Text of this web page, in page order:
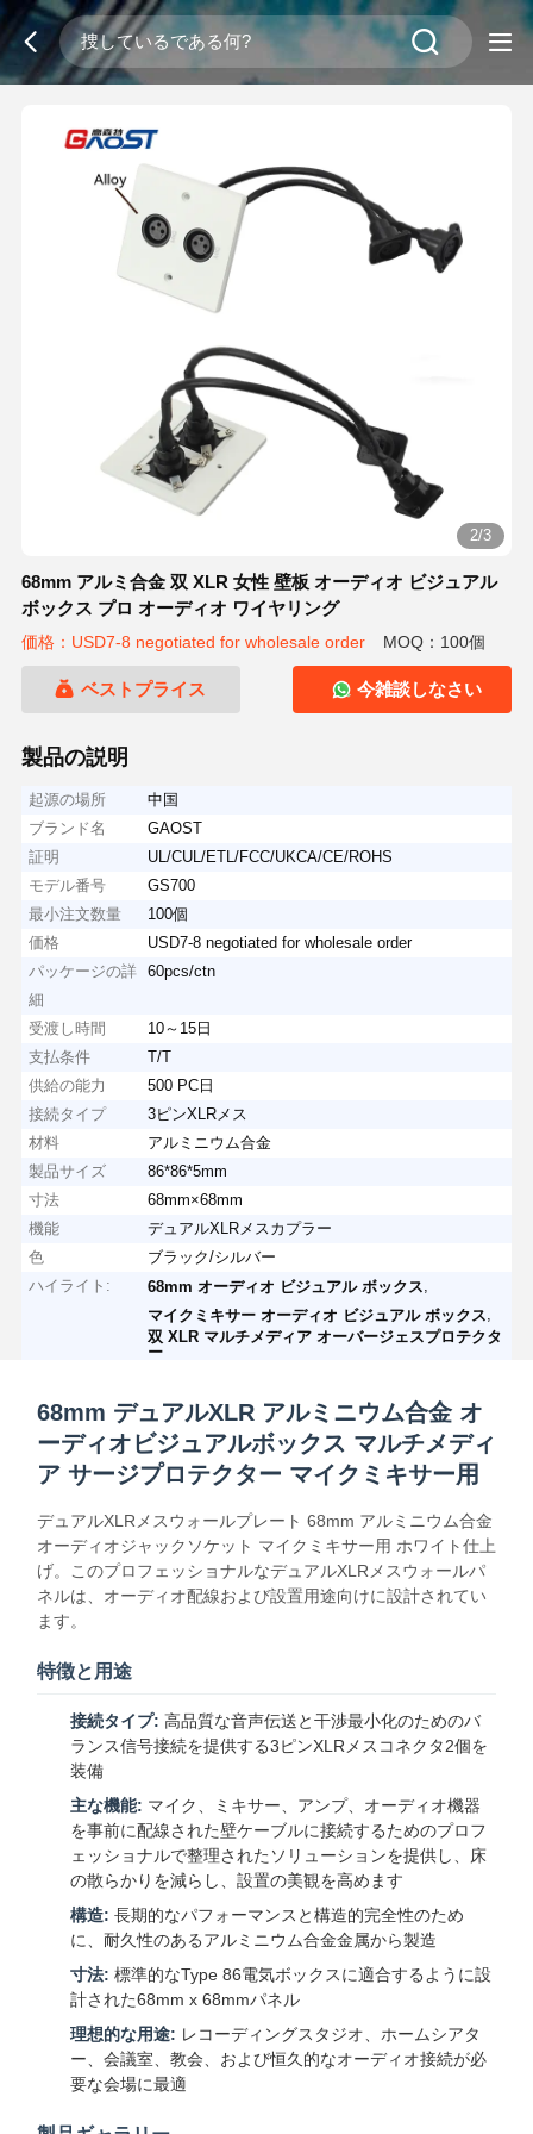
2/3
68mm アルミ合金 双 XLR 女性 壁板 オーディオ ビジュアル
ボックス プロ オーディオ ワイヤリング
価格：USD7-8 negotiated for wholesale order MOQ：100個
ベストプライス 今雑談しなさい
製品の説明
起源の場所
中国
ブランド名
GAOST
証明
UL/CUL/ETL/FCC/UKCA/CE/ROHS
モデル番号
GS700
最小注文数量
100個
価格
USD7-8 negotiated for wholesale order
パッケージの詳
細
60pcs/ctn
受渡し時間
10～15日
支払条件
T/T
供給の能力
500 PC日
接続タイプ
3ピンXLRメス
材料
アルミニウム合金
製品サイズ
86*86*5mm
寸法
68mm×68mm
機能
デュアルXLRメスカプラー
色
ブラック/シルバー
ハイライト:
68mm オーディオ ビジュアル ボックス
マイクミキサー オーディオ ビジュアル ボックス
双 XLR マルチメディア オーバージェスプロテクタ
ー
68mm デュアルXLR アルミニウム合金 オ
ーディオビジュアルボックス マルチメディ
ア サージプロテクター マイクミキサー用
デュアルXLRメスウォールプレート 68mm アルミニウム合金
オーディオジャックソケット マイクミキサー用 ホワイト仕上
げ。このプロフェッショナルなデュアルXLRメスウォールパ
ネルは、オーディオ配線および設置用途向けに設計されてい
ます。
特徴と用途
接続タイプ: 高品質な音声伝送と干渉最小化のためのバ
ランス信号接続を提供する3ピンXLRメスコネクタ2個を
装備
主な機能: マイク、ミキサー、アンプ、オーディオ機器
を事前に配線された壁ケーブルに接続するためのプロフ
ェッショナルで整理されたソリューションを提供し、床
の散らかりを減らし、設置の美観を高めます
構造: 長期的なパフォーマンスと構造的完全性のため
に、耐久性のあるアルミニウム合金金属から製造
寸法: 標準的なType 86電気ボックスに適合するように設
計された68mm x 68mmパネル
理想的な用途: レコーディングスタジオ、ホームシアタ
ー、会議室、教会、および恒久的なオーディオ接続が必
要な会場に最適